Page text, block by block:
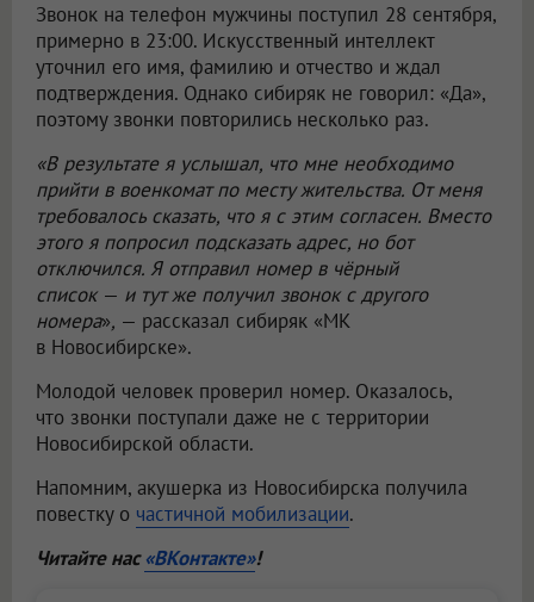
Звонок на телефон мужчины поступил 28 сентября,
примерно в 23:00. Искусственный интеллект
уточнил его имя, фамилию и отчество и ждал
подтверждения. Однако сибиряк не говорил: «Да»,
поэтому звонки повторились несколько раз.
«В результате я услышал, что мне необходимо
прийти в военкомат по месту жительства. От меня
требовалось сказать, что я с этим согласен. Вместо
этого я попросил подсказать адрес, но бот
отключился. Я отправил номер в чёрный
список — и тут же получил звонок с другого
номера», — рассказал сибиряк «МК
в Новосибирске».
Молодой человек проверил номер. Оказалось,
что звонки поступали даже не с территории
Новосибирской области.
Напомним, акушерка из Новосибирска получила
повестку о частичной мобилизации.
Читайте нас«ВКонтакте»!